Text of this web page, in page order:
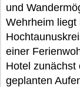
und
Wehrheim liegt
einer
Hotel zunächst
geplanten